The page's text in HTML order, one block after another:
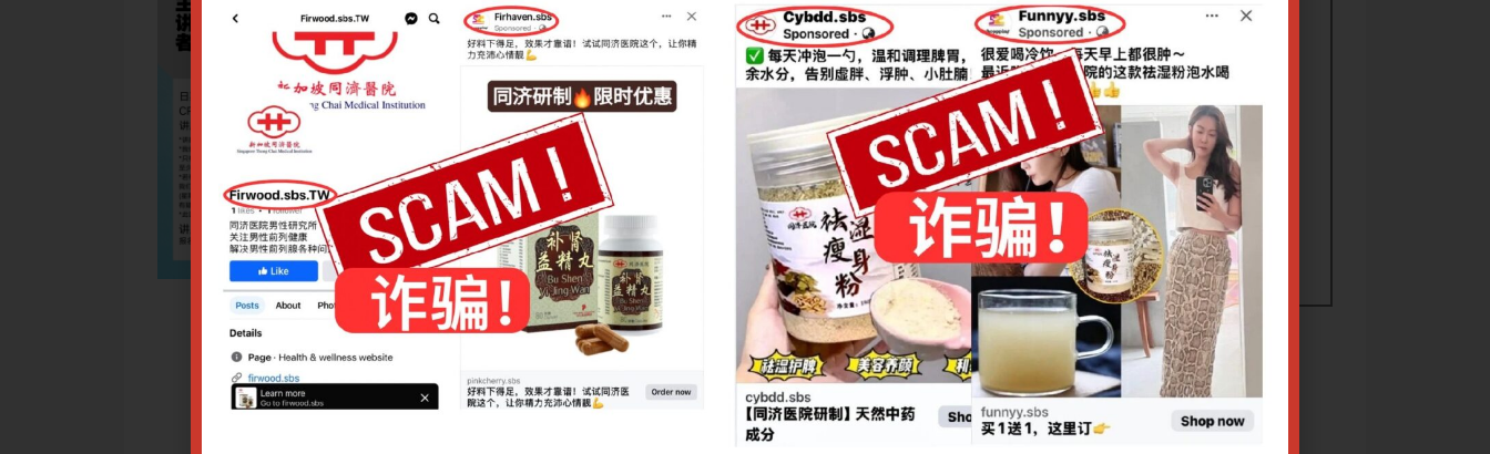
19:00
21:00
CPE分 2分
讲师 天津中医药大学 郭永明教授
语言 中文
讲座费 $15
地点 Voov
讲座简介：
治及中西医结合康复 新冠肺炎的中医药防治及中西医结合康复